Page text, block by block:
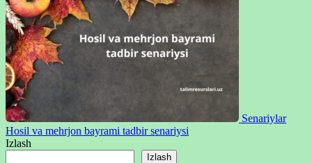
Senariylar
Hosil va mehrjon bayrami tadbir senariysi
Izlash
Izlash